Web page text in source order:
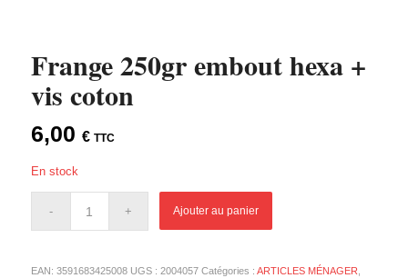
Frange 250gr embout hexa +
vis coton
6,00 € TTC
En stock
Ajouter au panier
EAN: 3591683425008 UGS : 2004057 Catégories : ARTICLES MÉNAGER